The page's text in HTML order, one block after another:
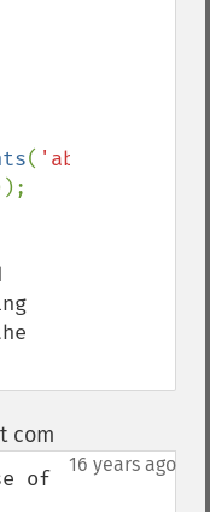
( 'abc.txt'
com
16 years ago
of